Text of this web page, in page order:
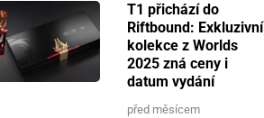
T1 přichází do
Riftbound: Exkluzivní
kolekce z Worlds
2025 zná ceny i
datum vydání
před měsícem